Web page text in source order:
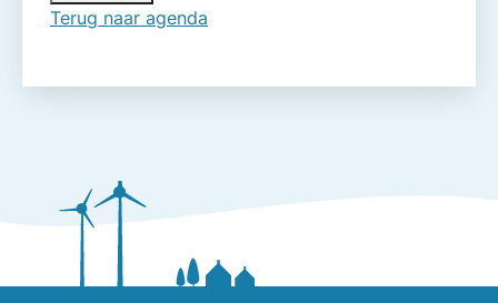
Terug naar agenda